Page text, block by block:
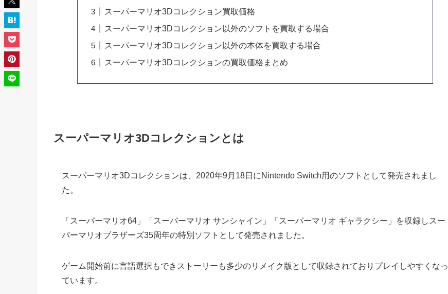
スーパーマリオ3Dコレクション買取価格
スーパーマリオ3Dコレクション以外のソフトを買取する場合
スーパーマリオ3Dコレクション以外の本体を買取する場合
スーパーマリオ3Dコレクションの買取価格まとめ
スーパーマリオ3Dコレクションとは
スーパーマリオ3Dコレクションは、2020年9月18日にNintendo Switch用のソフトとして発売されまし
た。
「スーパーマリオ64」「スーパーマリオ サンシャイン」「スーパーマリオ ギャラクシー」を収録しスー
パーマリオブラザーズ35周年の特別ソフトとして発売されました。
ゲーム開始前に言語選択もできストーリーも多少のリメイク版として収録されておりプレイしやすくなっ
ています。